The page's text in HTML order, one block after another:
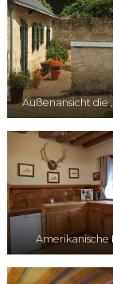
Außenansicht die
Amerikanische